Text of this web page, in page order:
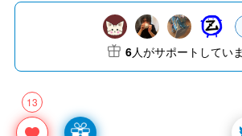
13
6人がサポートしてい